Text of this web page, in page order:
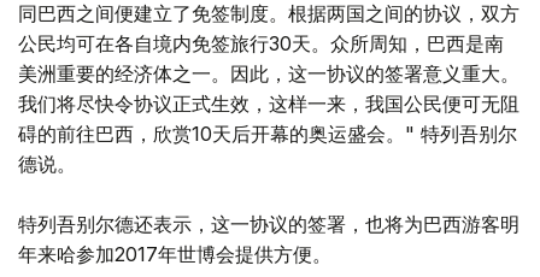
同巴西之间便建立了免签制度。根据两国之间的协议，双方
公民均可在各自境内免签旅行30天。众所周知，巴西是南
美洲重要的经济体之一。因此，这一协议的签署意义重大。
我们将尽快令协议正式生效，这样一来，我国公民便可无阻
碍的前往巴西，欣赏10天后开幕的奥运盛会。" 特列吾别尔
德说。
特列吾别尔德还表示，这一协议的签署，也将为巴西游客明
年来哈参加2017年世博会提供方便。